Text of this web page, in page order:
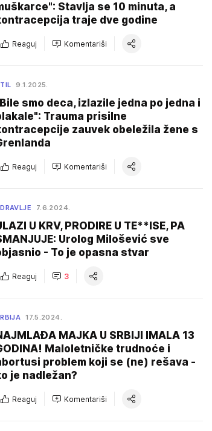
Stavlja se 10 minuta, a
traje dve godine
Reaguj Komentariši
9.1.2025.
smo deca, izlazile jedna po jedna i
Trauma prisilne
zauvek obeležila žene s
Reaguj Komentariši
7.6.2024.
U KRV, PRODIRE U TE**ISE, PA
Urolog Milošević sve
- To je opasna stvar
Reaguj 3
17.5.2024.
MAJKA U SRBIJI IMALA 13
Maloletničke trudnoće i
problem koji se (ne) rešava -
je nadležan?
Reaguj Komentariši